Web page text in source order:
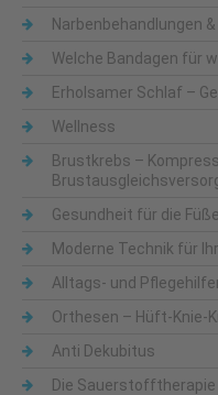
Narbenbehandlungen
Welche Bandagen für
Erholsamer Schlaf –
Wellness
Brustkrebs –
Gesundheit für die Füße
Moderne Technik für
Alltags- und
Orthesen – Hüft-Knie-
Anti Dekubitus
Die Sauerstofftherapie